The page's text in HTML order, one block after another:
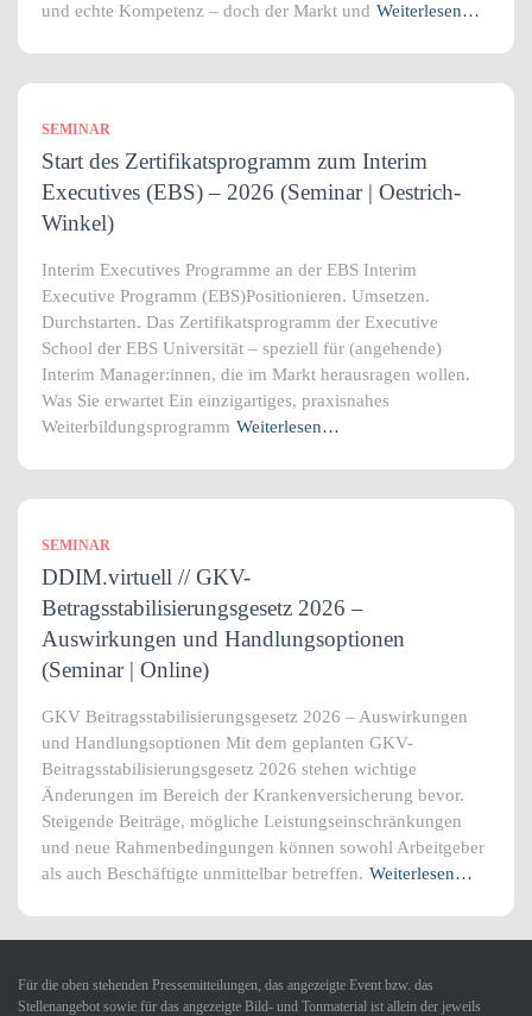
und echte Kompetenz – doch der Markt und Weiterlesen…
SEMINAR
Start des Zertifikatsprogramm zum Interim
Executives (EBS) – 2026 (Seminar | Oestrich-
Winkel)
Interim Executives Programme an der EBS Interim
Executive Programm (EBS)Positionieren. Umsetzen.
Durchstarten. Das Zertifikatsprogramm der Executive
School der EBS Universität – speziell für (angehende)
Interim Manager:innen, die im Markt herausragen wollen.
Was Sie erwartet Ein einzigartiges, praxisnahes
Weiterbildungsprogramm Weiterlesen…
SEMINAR
DDIM.virtuell // GKV-
Betragsstabilisierungsgesetz 2026 –
Auswirkungen und Handlungsoptionen
(Seminar | Online)
GKV Beitragsstabilisierungsgesetz 2026 – Auswirkungen
und Handlungsoptionen Mit dem geplanten GKV-
Beitragsstabilisierungsgesetz 2026 stehen wichtige
Änderungen im Bereich der Krankenversicherung bevor.
Steigende Beiträge, mögliche Leistungseinschränkungen
und neue Rahmenbedingungen können sowohl Arbeitgeber
als auch Beschäftigte unmittelbar betreffen. Weiterlesen…
Für die oben stehenden Pressemitteilungen, das angezeigte Event bzw. das
Stellenangebot sowie für das angezeigte Bild- und Tonmaterial ist allein der jeweils